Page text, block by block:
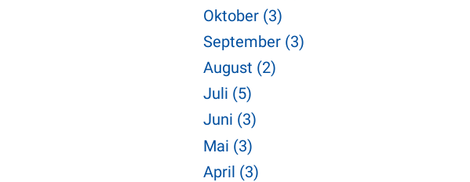
Oktober (3)
September (3)
August (2)
Juli (5)
Juni (3)
Mai (3)
April (3)